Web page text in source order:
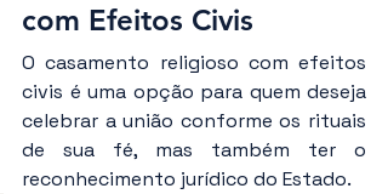
com Efeitos Civis
O casamento religioso com efeitos
civis é uma opção para quem deseja
celebrar a união conforme os rituais
de sua fé, mas também ter o
reconhecimento jurídico do Estado.